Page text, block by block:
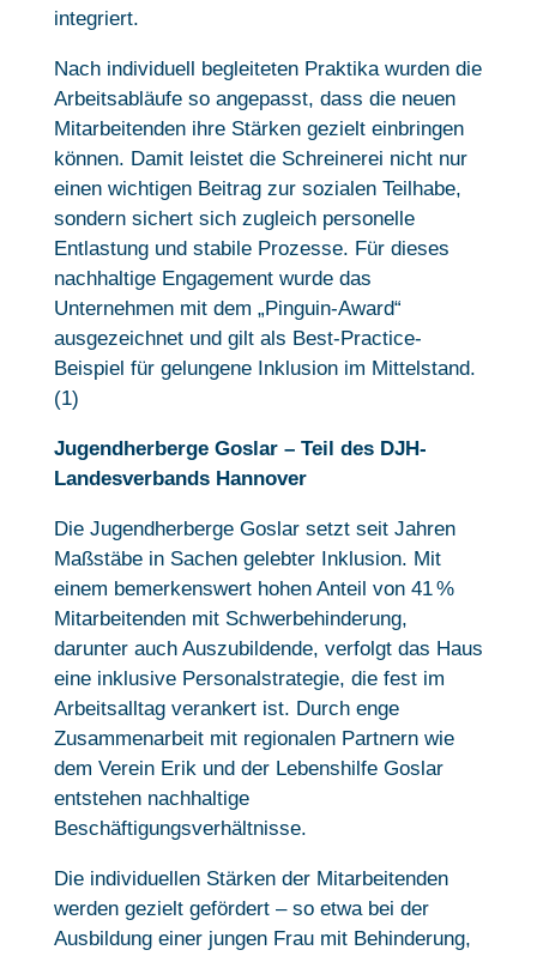
integriert.
Nach individuell begleiteten Praktika wurden die
Arbeitsabläufe so angepasst, dass die neuen
Mitarbeitenden ihre Stärken gezielt einbringen
können. Damit leistet die Schreinerei nicht nur
einen wichtigen Beitrag zur sozialen Teilhabe,
sondern sichert sich zugleich personelle
Entlastung und stabile Prozesse. Für dieses
nachhaltige Engagement wurde das
Unternehmen mit dem „Pinguin-Award“
ausgezeichnet und gilt als Best-Practice-
Beispiel für gelungene Inklusion im Mittelstand.
(1)
Jugendherberge Goslar – Teil des DJH-
Landesverbands Hannover
Die Jugendherberge Goslar setzt seit Jahren
Maßstäbe in Sachen gelebter Inklusion. Mit
einem bemerkenswert hohen Anteil von 41 %
Mitarbeitenden mit Schwerbehinderung,
darunter auch Auszubildende, verfolgt das Haus
eine inklusive Personalstrategie, die fest im
Arbeitsalltag verankert ist. Durch enge
Zusammenarbeit mit regionalen Partnern wie
dem Verein Erik und der Lebenshilfe Goslar
entstehen nachhaltige
Beschäftigungsverhältnisse.
Die individuellen Stärken der Mitarbeitenden
werden gezielt gefördert – so etwa bei der
Ausbildung einer jungen Frau mit Behinderung,